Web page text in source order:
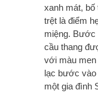
xanh mát,
trệt là điểm
miệng. Bước
cầu thang
với màu
lạc bước vào
một gia đình